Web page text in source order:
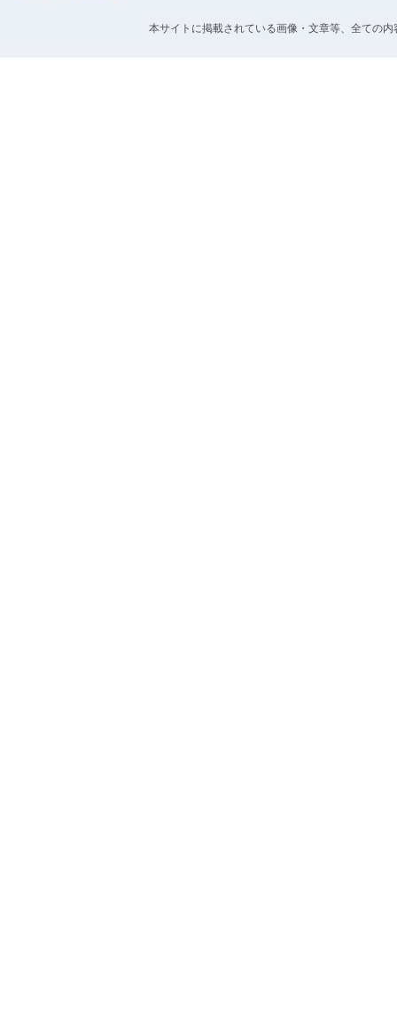
本サイトに掲載されている画像・文章等、全ての